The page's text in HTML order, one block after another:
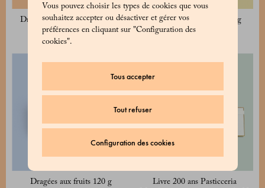
Vous pouvez choisir les types de cookies que vous
souhaitez accepter ou désactiver et gérer vos
préférences en cliquant sur "Configuration des
cookies".
Tous accepter
Tout refuser
Configuration des cookies
Dragées Avola blanches 125 g
15 €
Dragées Avola bleues 135 g
15 €
Dragées aux fruits 120 g
Livre 200 ans Pasticceria